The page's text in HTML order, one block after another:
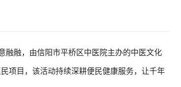
融，由信阳市平桥区中医院主办的中医文化
项目，该活动持续深耕便民健康服务，让千年